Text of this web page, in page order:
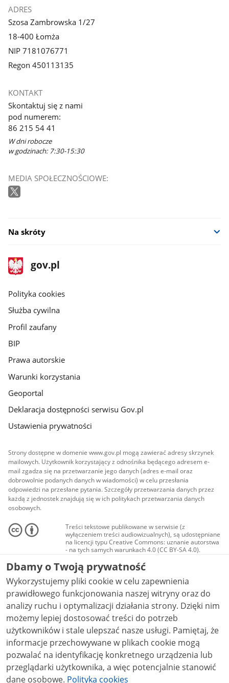
ADRES
Szosa Zambrowska 1/27
18-400 Łomża
NIP 7181076771
Regon 450113135
KONTAKT
Skontaktuj się z nami
pod numerem:
86 215 54 41
W dni robocze
w godzinach: 7:30-15:30
MEDIA SPOŁECZNOŚCIOWE:
Na skróty
stopka
gov.pl
Strona
gov.pl
gov.pl
Polityka cookies
Służba cywilna
Profil zaufany
BIP
Prawa autorskie
Warunki korzystania
Geoportal
Deklaracja dostępności serwisu Gov.pl
Ustawienia prywatności
Strony dostępne w domenie www.gov.pl mogą zawierać adresy skrzynek
mailowych. Użytkownik korzystający z odnośnika będącego adresem e-
mail zgadza się na przetwarzanie jego danych (adres e-mail oraz
dobrowolnie podanych danych w wiadomości) w celu przesłania
odpowiedzi na przesłane pytania. Szczegóły przetwarzania danych przez
każdą z jednostek znajdują się w ich politykach przetwarzania danych
osobowych.
Treści tekstowe publikowane w serwisie (z
wyłączeniem treści audiowizualnych), są udostępniane
na licencji typu Creative Commons: uznanie autorstwa
- na tych samych warunkach 4.0 (CC BY-SA 4.0).
Materiały audiowizualne, w tym zdjęcia, materiały
audio i wideo, są udostępniane na licencji typu
Creative Commons: uznanie autorstwa użycie
niekomercyjne - bez utworów zależnych 4.0 (CC BY-
NC-ND 4.0), o ile nie jest to stwierdzone inaczej.
Dbamy o Twoją prywatność
Wykorzystujemy pliki cookie w celu zapewnienia
prawidłowego funkcjonowania naszej witryny oraz do
analizy ruchu i optymalizacji działania strony. Dzięki nim
możemy lepiej dostosować treści do potrzeb
użytkowników i stale ulepszać nasze usługi. Pamiętaj, że
informacje przechowywane w plikach cookie mogą
pozwalać na identyfikację konkretnego urządzenia lub
przeglądarki użytkownika, a więc potencjalnie stanowić
dane osobowe. Polityka cookies